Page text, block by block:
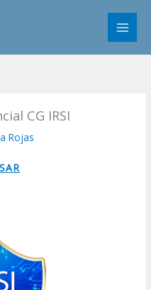
CG IRSI
Rojas